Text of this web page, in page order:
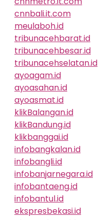
cnnbali.it.com
meulaboh.id
tribunacehbarat.id
tribunacehbesar.id
tribunacehselatan.id
ayoagam.id
ayoasahan.id
ayoasmat.id
klikBalangan.id
klikBandung.id
klikbanggai.id
infobangkalan.id
infobangli.id
infobanjarnegara.id
infobantaeng.id
infobantul.id
ekspresbekasi.id